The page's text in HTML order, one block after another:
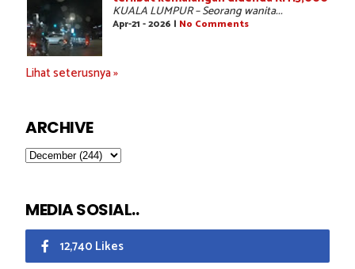
KUALA LUMPUR – Seorang wanita...
Apr-21 - 2026 | No Comments
Lihat seterusnya »
ARCHIVE
MEDIA SOSIAL..
12,740 Likes